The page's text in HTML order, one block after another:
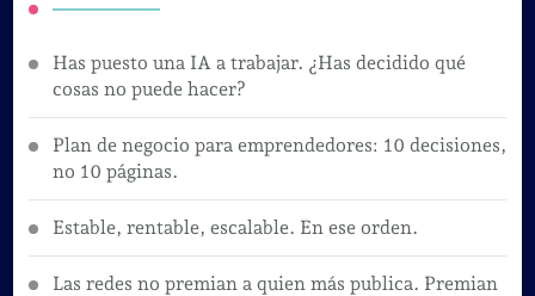
Has puesto una IA a trabajar. ¿Has decidido qué
cosas no puede hacer?
Plan de negocio para emprendedores: 10 decisiones,
no 10 páginas.
Estable, rentable, escalable. En ese orden.
Las redes no premian a quien más publica. Premian